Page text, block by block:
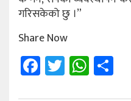
गरिसकेको छु ।”
Share Now
Facebook
Twitter